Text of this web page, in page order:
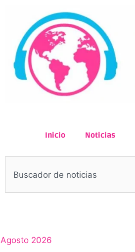
Inicio Noticias
Agosto 2026